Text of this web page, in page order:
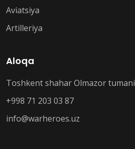
Aviatsiya
Artilleriya
Aloqa
Toshkent shahar Olmazor tumani
+998 71 203 03 87
info@warheroes.uz